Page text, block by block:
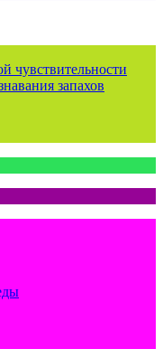
чувствительности
запахов